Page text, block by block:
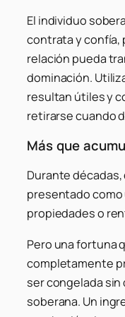
El individuo
contrata y confía,
relación pueda
dominación.
resultan útiles y
retirarse cuando
Más que
Durante
presentado como
propiedades o
Pero una fortuna
completamente
ser congelada
soberana. Un